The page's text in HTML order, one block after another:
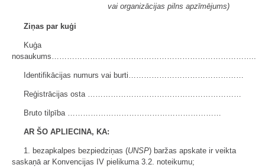
vai organizācijas pilns apzīmējums)
Ziņas par kuģi
Kuģa
nosaukums……………………………………………………………………..
Identifikācijas numurs vai burti………………………………………
Reģistrācijas osta ……………………………………………………
Bruto tilpība ……………………………………………………
AR ŠO APLIECINA, KA:
1. bezapkalpes bezpiedziņas (UNSP) baržas apskate ir veikta
saskaņā ar Konvencijas IV pielikuma 3.2. noteikumu;